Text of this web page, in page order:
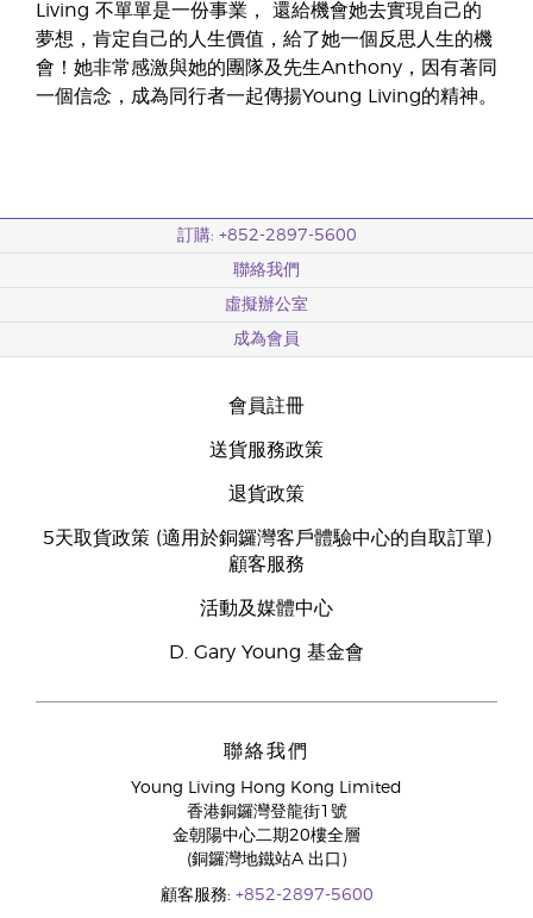
Living 不單單是一份事業， 還給機會她去實現自己的
夢想，肯定自己的人生價值，給了她一個反思人生的機
會！她非常感激與她的團隊及先生Anthony，因有著同
一個信念，成為同行者一起傳揚Young Living的精神。
訂購: +852-2897-5600
聯絡我們
虛擬辦公室
成為會員
會員註冊
送貨服務政策
退貨政策
5天取貨政策 (適用於銅鑼灣客戶體驗中心的自取訂單)
顧客服務
活動及媒體中心
D. Gary Young 基金會
聯絡我們
Young Living Hong Kong Limited
香港銅鑼灣登龍街1號
金朝陽中心二期20樓全層
(銅鑼灣地鐵站A 出口)
顧客服務: +852-2897-5600